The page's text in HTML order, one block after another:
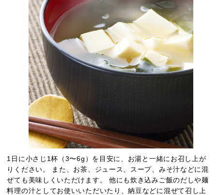
1日に小さじ1杯（3〜6g）を目安に、お湯と一緒にお召し上が
りください。 また、お茶、ジュース、スープ、みそ汁などに混
ぜても美味しくいただけます。 他にも炊き込みご飯のだしや麺
料理の汁としてお使いいただいたり、納豆などに混ぜて召し上